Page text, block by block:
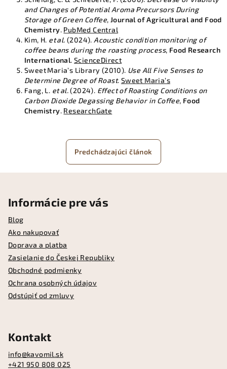
and Changes of Potential Aroma Precursors During
Storage of Green Coffee,Journal of Agricultural and Food
Chemistry. PubMed Central
Kim, H. et al. (2024). Acoustic condition monitoring of
coffee beans during the roasting process, Food Research
International.ScienceDirect
Sweet Maria’s Library (2010). Use All Five Senses to
Determine Degree of Roast. Sweet Maria’s
Fang, L. et al.(2024). Effect of Roasting Conditions on
Carbon Dioxide Degassing Behavior in Coffee, Food
Chemistry. ResearchGate
Predchádzajúci článok
Informácie pre vás
Blog
Ako nakupovať
Doprava a platba
Zasielanie do Českej Republiky
Obchodné podmienky
Ochrana osobných údajov
Odstúpiť od zmluvy
Kontakt
info@kavomil.sk
+421 950 808 025